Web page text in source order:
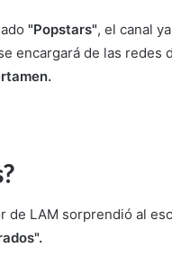
"Popstars", el canal
encargará de las redes
de LAM sorprendió al